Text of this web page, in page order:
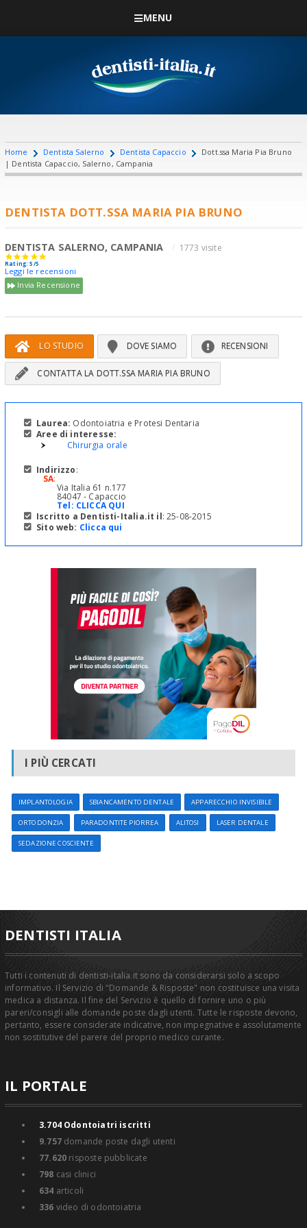
MENU
Home Dentista Salerno Dentista Capaccio
Dott.ssa Maria Pia Bruno
| Dentista Capaccio, Salerno, Campania
DENTISTA DOTT.SSA MARIA PIA BRUNO
DENTISTA SALERNO, CAMPANIA 1773 visite
Rating: 5/5
Leggi le recensioni
Invia Recensione
LO STUDIO DOVE SIAMO RECENSIONI
CONTATTA LA DOTT.SSA MARIA PIA BRUNO
Laurea: Odontoiatria e Protesi Dentaria
Aree di interesse:
Chirurgia orale
Indirizzo:
SA:
Via Italia 61 n.177
84047 - Capaccio
Tel: CLICCA QUI
Iscritto a Dentisti-Italia.it il: 25-08-2015
Sito web: Clicca qui
I PIÙ CERCATI
IMPLANTOLOGIA SBIANCAMENTO DENTALE APPARECCHIO INVISIBILE
ORTODONZIA PARADONTITE PIORREA ALITOSI LASER DENTALE
SEDAZIONE COSCIENTE
DENTISTI ITALIA
Tutti i contenuti di dentisti-italia.it sono da considerarsi solo a scopo
informativo. Il Servizio di "Domande & Risposte" non costituisce una visita
medica a distanza. Il fine del Servizio è quello di fornire uno o più
pareri/consigli alle domande poste dagli utenti. Tutte le risposte devono,
pertanto, essere considerate indicative, non impegnative e assolutamente
non sostitutive del parere del proprio medico curante.
IL PORTALE
3.704Odontoiatri iscritti
9.757domande poste dagli utenti
77.620 risposte pubblicate
798 casi clinici
634 articoli
336 video di odontoiatria